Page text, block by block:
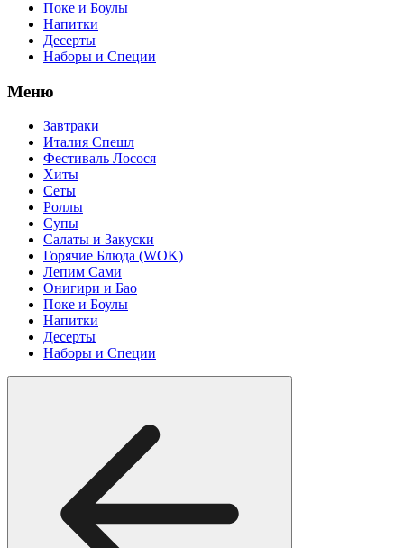
Поке и Боулы
Напитки
Десерты
Наборы и Специи
Меню
Завтраки
Италия Спешл
Фестиваль Лосося
Хиты
Сеты
Роллы
Супы
Салаты и Закуски
Горячие Блюда (WOK)
Лепим Сами
Онигири и Бао
Поке и Боулы
Напитки
Десерты
Наборы и Специи